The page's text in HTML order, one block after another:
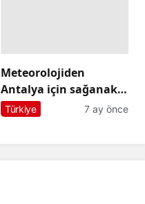
Meteorolojiden
Antalya için sağanak
uyarısı
Türkiye 7 ay önce